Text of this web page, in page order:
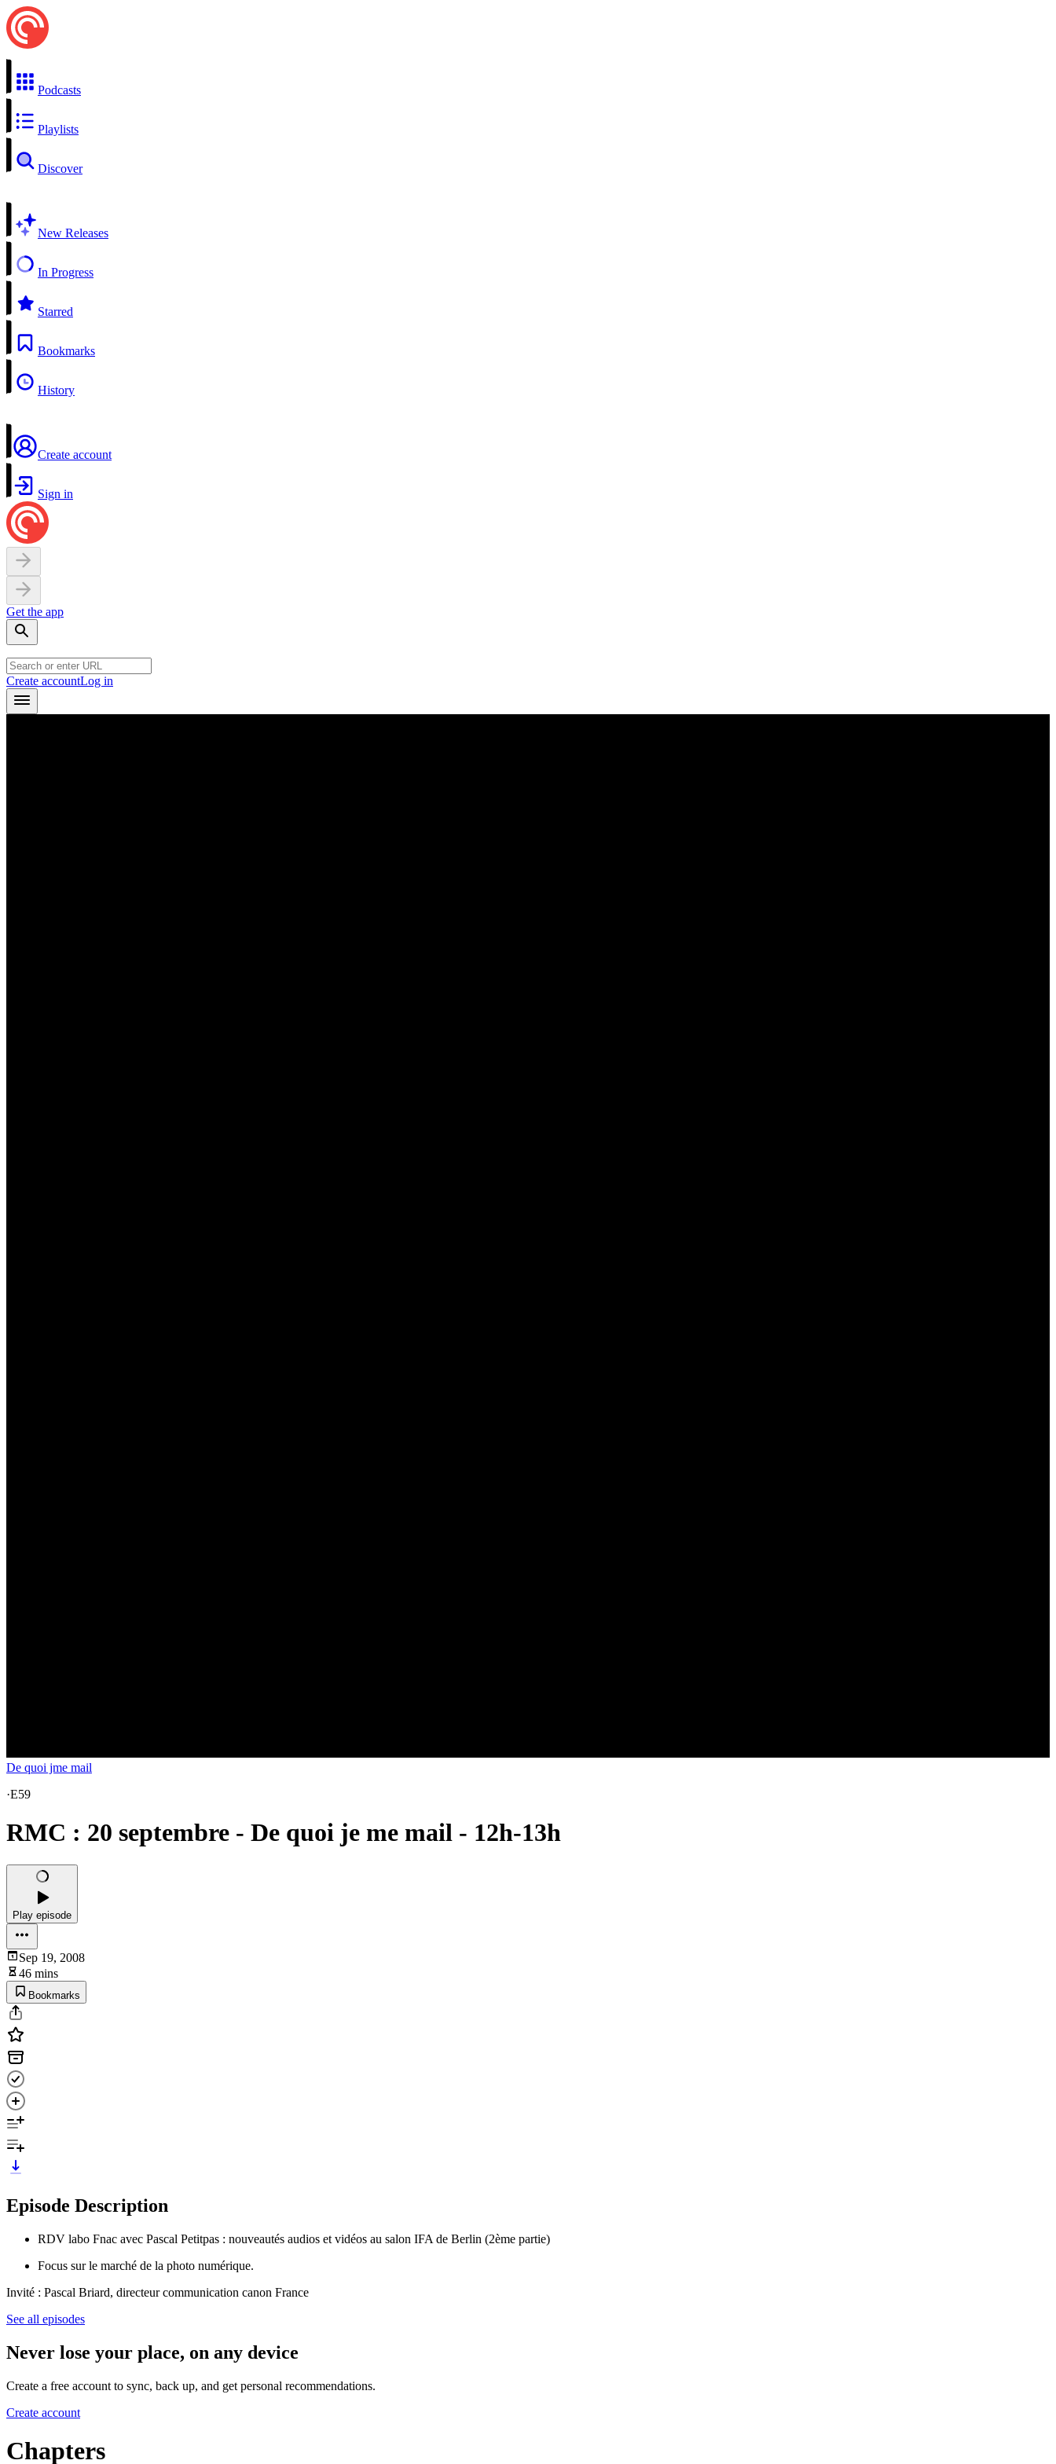
Podcasts
Playlists
Discover
New Releases
In Progress
Starred
Bookmarks
History
Create account
Sign in
Get the app
Create accountLog in
De quoi jme mail
·E59
RMC : 20 septembre - De quoi je me mail - 12h-13h
Play episode
Sep 19, 2008
46 mins
Bookmarks
Episode Description
RDV labo Fnac avec Pascal Petitpas : nouveautés audios et vidéos au salon IFA de Berlin (2ème partie)
Focus sur le marché de la photo numérique.
Invité : Pascal Briard, directeur communication canon France
See all episodes
Never lose your place, on any device
Create a free account to sync, back up, and get personal recommendations.
Create account
Chapters